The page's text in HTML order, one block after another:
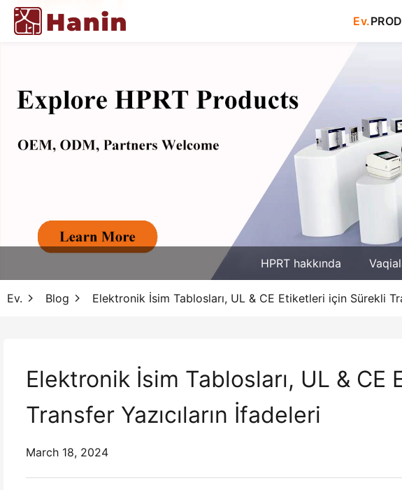
Ev.
HPRT hakkında
Ev. Blog Elektronik İsim Tablosları, UL & CE Etiketleri için Sürekli
Elektronik İsim Tablosları, UL &
Transfer Yazıcıların İfadeleri
March 18, 2024